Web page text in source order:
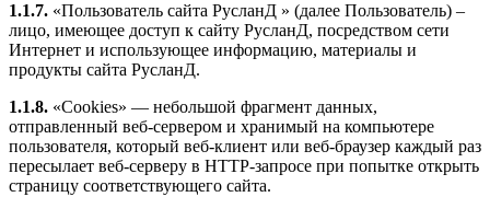
1.1.7. «Пользователь сайта РусланД » (далее Пользователь) –
лицо, имеющее доступ к сайту РусланД, посредством сети
Интернет и использующее информацию, материалы и
продукты сайта РусланД.
1.1.8. «Cookies» — небольшой фрагмент данных,
отправленный веб-сервером и хранимый на компьютере
пользователя, который веб-клиент или веб-браузер каждый раз
пересылает веб-серверу в HTTP-запросе при попытке открыть
страницу соответствующего сайта.